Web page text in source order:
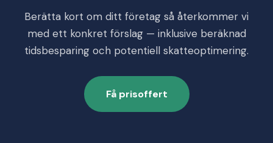
Berätta kort om ditt företag så återkommer vi
med ett konkret förslag — inklusive beräknad
tidsbesparing och potentiell skatteoptimering.
Få prisoffert